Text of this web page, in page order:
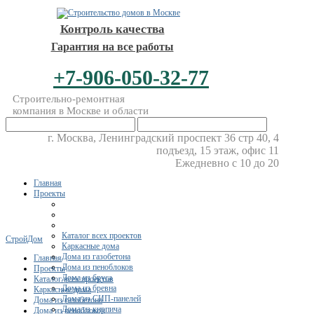
Контроль качества
Гарантия на все работы
+7-906-050-32-77
Строительно-ремонтная
компания в Москве и области
г. Москва, Ленинградский проспект 36 стр 40, 4
подъезд, 15 этаж, офис 11
Ежедневно с 10 до 20
Главная
Проекты
Каталог всех проектов
Каркасные дома
Дома из газобетона
Дома из пеноблоков
Дома из бруса
Дома из бревна
Дома из СИП-панелей
Дома из кирпича
СтройДом
Главная
Проекты
Каталог всех проектов
Каркасные дома
Дома из газобетона
Дома из пеноблоков